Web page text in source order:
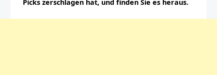
Picks zerschlagen hat, und finden Sie es heraus.